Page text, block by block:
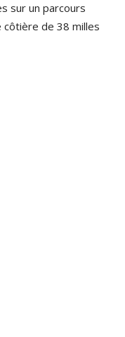
sur un parcours
côtière de 38 milles